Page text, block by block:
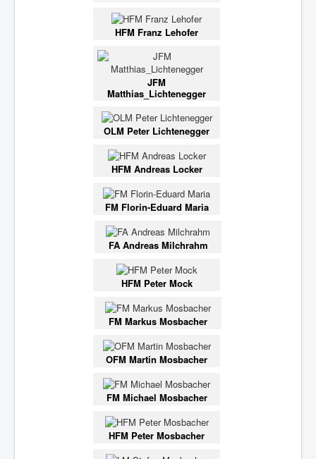
HFM Franz Lehofer
JFM
Matthias_Lichtenegger
OLM Peter Lichtenegger
HFM Andreas Locker
FM Florin-Eduard Maria
FA Andreas Milchrahm
HFM Peter Mock
FM Markus Mosbacher
OFM Martin Mosbacher
FM Michael Mosbacher
HFM Peter Mosbacher